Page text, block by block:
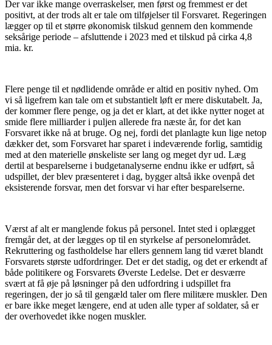
Der var ikke mange overraskelser, men først og fremmest er det
positivt, at der trods alt er tale om tilføjelser til Forsvaret. Regeringen
lægger op til et større økonomisk tilskud gennem den kommende
seksårige periode – afsluttende i 2023 med et tilskud på cirka 4,8
mia. kr.
Flere penge til et nødlidende område er altid en positiv nyhed. Om
vi så ligefrem kan tale om et substantielt løft er mere diskutabelt. Ja,
der kommer flere penge, og ja det er klart, at det ikke nytter noget at
smide flere milliarder i puljen allerede fra næste år, for det kan
Forsvaret ikke nå at bruge. Og nej, fordi det planlagte kun lige netop
dækker det, som Forsvaret har sparet i indeværende forlig, samtidig
med at den materielle ønskeliste ser lang og meget dyr ud. Læg
dertil at besparelserne i budgetanalyserne endnu ikke er udført, så
udspillet, der blev præsenteret i dag, bygger altså ikke ovenpå det
eksisterende forsvar, men det forsvar vi har efter besparelserne.
Værst af alt er manglende fokus på personel. Intet sted i oplægget
fremgår det, at der lægges op til en styrkelse af personelområdet.
Rekruttering og fastholdelse har ellers gennem lang tid været blandt
Forsvarets største udfordringer. Det er det stadig, og det er erkendt af
både politikere og Forsvarets Øverste Ledelse. Det er desværre
svært at få øje på løsninger på den udfordring i udspillet fra
regeringen, der jo så til gengæld taler om flere militære muskler. Den
er bare ikke meget længere, end at uden alle typer af soldater, så er
der overhovedet ikke nogen muskler.